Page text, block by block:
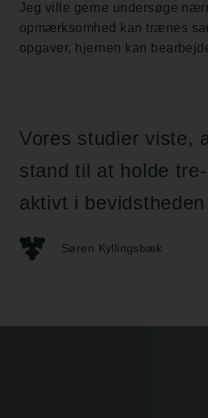
Jeg ville gerne undersøge
opmærksomhed kan trænes
opgaver, hjernen kan
Vores studier viste,
stand til at holde
aktivt i
Søren Kyllingsbæk